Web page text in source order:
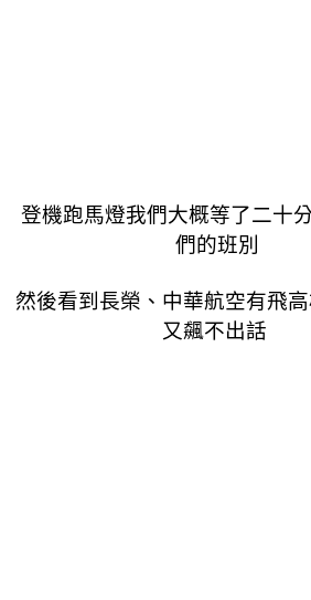
登機跑馬燈我們大概等了二十
們的班別
然後看到長榮、中華航空有飛
又飆不出話